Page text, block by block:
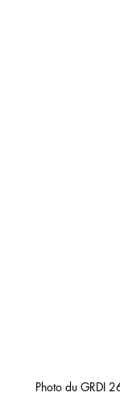
Photo du GRDI